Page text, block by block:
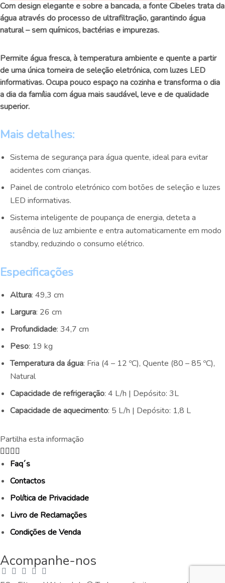
Com design elegante e sobre a bancada, a fonte Cibeles trata da
água através do processo de ultrafiltração, garantindo água
natural – sem químicos, bactérias e impurezas.
Permite água fresca, à temperatura ambiente e quente a partir
de uma única torneira de seleção eletrónica, com luzes LED
informativas. Ocupa pouco espaço na cozinha e transforma o dia
a dia da família com água mais saudável, leve e de qualidade
superior.
Mais detalhes:
Sistema de segurança para água quente, ideal para evitar
acidentes com crianças.
Painel de controlo eletrónico com botões de seleção e luzes
LED informativas.
Sistema inteligente de poupança de energia, deteta a
ausência de luz ambiente e entra automaticamente em modo
standby, reduzindo o consumo elétrico.
Especificações
Altura: 49,3 cm
Largura: 26 cm
Profundidade: 34,7 cm
Peso: 19 kg
Temperatura da água: Fria (4 – 12 ºC), Quente (80 – 85 ºC),
Natural
Capacidade de refrigeração: 4 L/h | Depósito: 3L
Capacidade de aquecimento: 5 L/h | Depósito: 1,8 L
Partilha esta informação
Faq´s
Contactos
Política de Privacidade
Livro de Reclamações
Condições de Venda
Acompanhe-nos